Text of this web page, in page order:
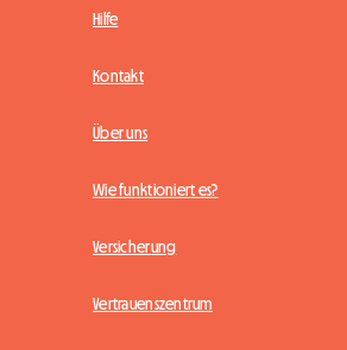
Hilfe
Kontakt
Über uns
Wie funktioniert es?
Versicherung
Vertrauenszentrum